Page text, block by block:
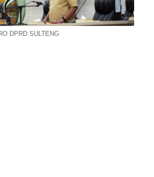
DPRD SULTENG